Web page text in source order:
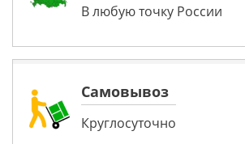
В любую точку России
Самовывоз
Круглосуточно